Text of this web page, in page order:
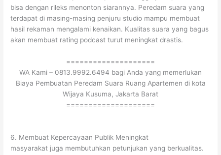
bisa dengan rileks menonton siarannya. Peredam suara yang
terdapat di masing-masing penjuru studio mampu membuat
hasil rekaman mengalami kenaikan. Kualitas suara yang bagus
akan membuat rating podcast turut meningkat drastis.
====================
WA Kami – 0813.9992.6494 bagi Anda yang memerlukan
Biaya Pembuatan Peredam Suara Ruang Apartemen di kota
Wijaya Kusuma, Jakarta Barat
====================
6. Membuat Kepercayaan Publik Meningkat
masyarakat juga membutuhkan petunjukan yang berkualitas.